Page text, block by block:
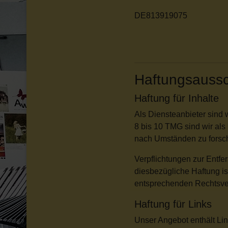
DE813919075
Haftung für Inhalte
Als Diensteanbieter sind
8 bis 10 TMG sind wir
nach Umständen zu
Verpflichtungen zur
diesbezügliche Haftung
entsprechenden
Haftung für Links
Unser Angebot enthält